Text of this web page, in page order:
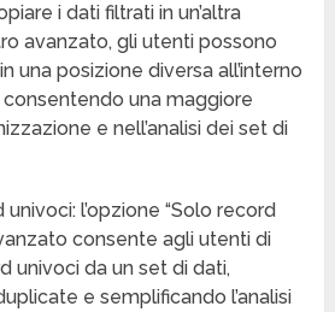
i dati filtrati in un’altra
avanzato, gli utenti possono
una posizione diversa all’interno
una maggiore
e nell’analisi dei set di
l’opzione “Solo record
consente agli utenti di
univoci da un set di dati,
e semplificando l’analisi